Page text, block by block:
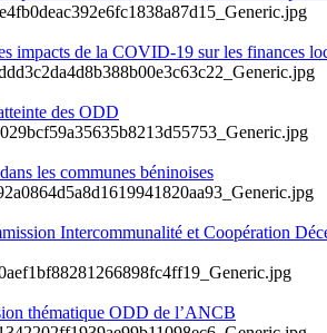
impacts de la COVID-19 sur les finances
des ODD
les communes béninoises
Intercommunalité et Coopération
thématique ODD de l’ANCB